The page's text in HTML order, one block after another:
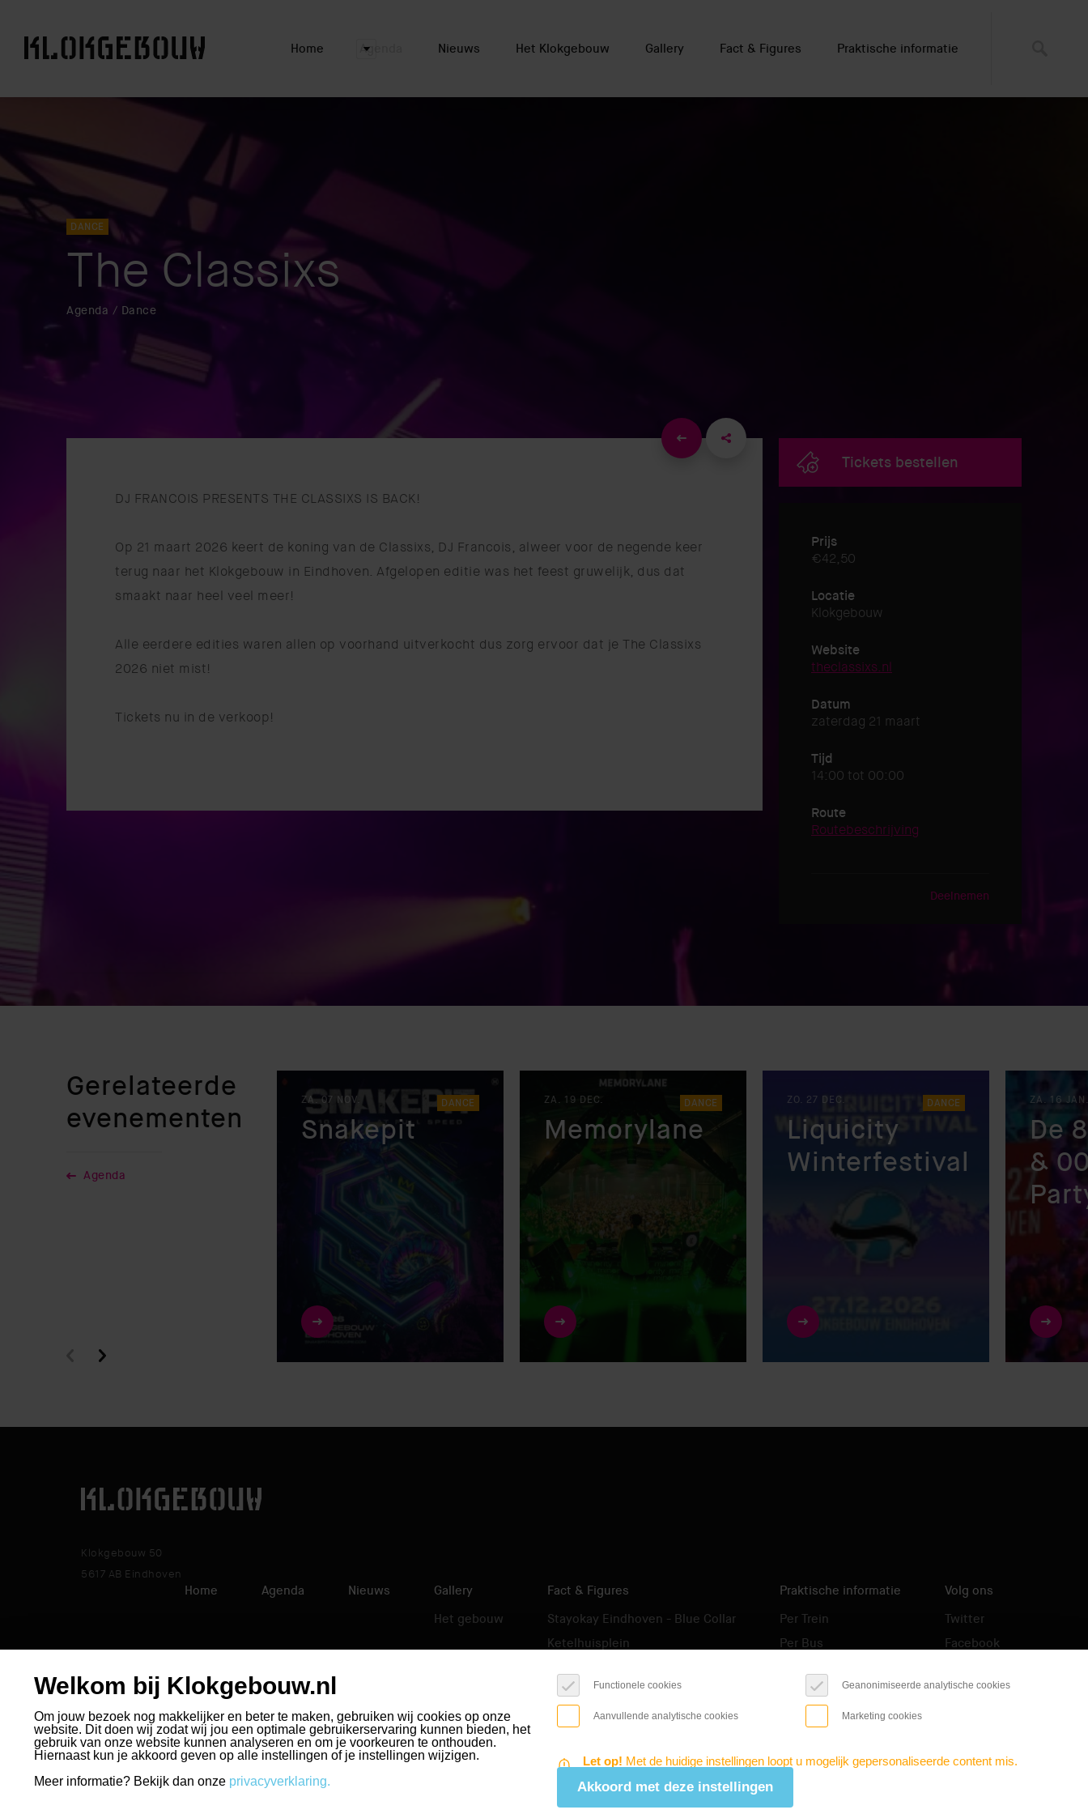
Home Agenda Nieuws Het Klokgebouw Gallery Fact & Figures Praktische informatie
DANCE
The Classixs
Agenda / Dance
DJ FRANCOIS PRESENTS THE CLASSIXS IS BACK!
Op 21 maart 2026 keert de koning van de Classixs, DJ Francois, alweer voor de negende keer
terug naar het Klokgebouw in Eindhoven. Afgelopen editie was het feest gruwelijk, dus dat
smaakt naar heel veel meer!
Alle eerdere edities waren allen op voorhand uitverkocht dus zorg ervoor dat je The Classixs
2026 niet mist!
Tickets nu in de verkoop!
Tickets bestellen
Prijs
€42,50
Locatie
Klokgebouw
Website
theclassixs.nl
Datum
zaterdag 21 maart
Tijd
14:00 tot 00:00
Route
Routebeschrijving
Deelnemen
Gerelateerde
evenementen
Agenda
DANCE
ZA. 07 NOV.
Snakepit
DANCE
ZA. 19 DEC.
Memorylane
DANCE
ZO. 27 DEC.
Liquicity
Winterfestival
ZA. 16
De
&
Klokgebouw 50
5617 AB Eindhoven
Home Agenda Nieuws
Gallery
Het gebouw
Fact & Figures
Stayokay Eindhoven - Blue Collar
Ketelhuisplein
Veem expo verdiepingen
Praktische informatie
Per Trein
Per Bus
Per Fiets
Volg ons
Twitter
Facebook
TripAdvisor
COOKIES RESETTEN
Welkom bij Klokgebouw.nl
select language
Om jouw bezoek nog makkelijker en beter te maken, gebruiken wij cookies op onze
website. Dit doen wij zodat wij jou een optimale gebruikerservaring kunnen bieden, het
gebruik van onze website kunnen analyseren en om je voorkeuren te onthouden.
Hiernaast kun je akkoord geven op alle instellingen of je instellingen wijzigen.
Meer informatie? Bekijk dan onze privacyverklaring.
Functionele cookies
Aanvullende analytische cookies
Geanonimiseerde analytische cookies
Marketing cookies
Let op! Met de huidige instellingen loopt u mogelijk gepersonaliseerde content mis.
Akkoord met deze instellingen